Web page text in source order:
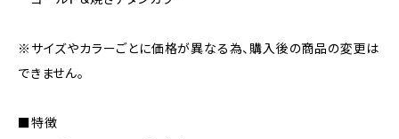
※サイズやカラーごとに価格が異なる為、購入後の商品の変更は
できません。
■特徴